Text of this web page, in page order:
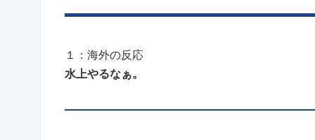
１：海外の反応
水上やるなぁ。